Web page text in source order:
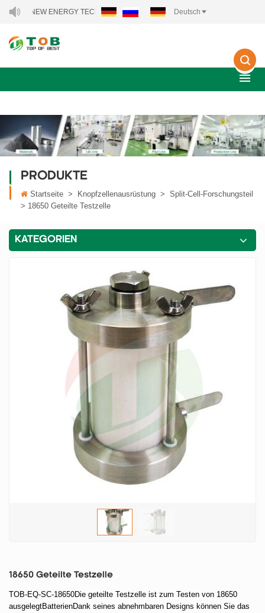
NEW ENERGY TECHNOLOGY CO., LTD.. Deutsch
PRODUKTE
Startseite > Knopfzellenausrüstung > Split-Cell-Forschungsteil
> 18650 Geteilte Testzelle
KATEGORIEN
18650 Geteilte Testzelle
TOB-EQ-SC-18650Die geteilte Testzelle ist zum Testen von 18650
ausgelegtBatterienDank seines abnehmbaren Designs können Sie das